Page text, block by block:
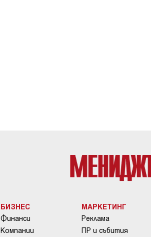
БИЗНЕС
Финанси
Компании
МАРКЕТИНГ
Реклама
ПР и събития